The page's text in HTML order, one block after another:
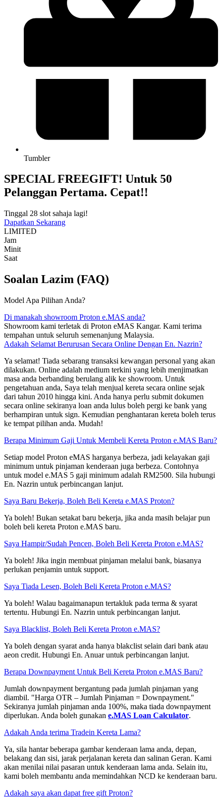
Tumbler
SPECIAL FREEGIFT! Untuk 50
Pelanggan Pertama. Cepat!!
Tinggal 28 slot sahaja lagi!
Dapatkan Sekarang
LIMITED
Jam
Minit
Saat
Soalan Lazim (FAQ)
Model Apa Pilihan Anda?
Di manakah showroom Proton e.MAS anda?
Showroom kami terletak di Proton eMAS Kangar. Kami terima
tempahan untuk seluruh semenanjung Malaysia.
Adakah Selamat Berurusan Secara Online Dengan En. Nazrin?
Ya selamat! Tiada sebarang transaksi kewangan personal yang akan
dilakukan. Online adalah medium terkini yang lebih menjimatkan
masa anda berbanding berulang alik ke showroom. Untuk
pengetahuan anda, Saya telah menjual kereta secara online sejak
dari tahun 2010 hingga kini. Anda hanya perlu submit dokumen
secara online sekiranya loan anda lulus boleh pergi ke bank yang
berhampiran untuk sign. Kemudian penghantaran kereta boleh terus
ke tempat pilihan anda. Mudah!
Berapa Minimum Gaji Untuk Membeli Kereta Proton e.MAS Baru?
Setiap model Proton eMAS harganya berbeza, jadi kelayakan gaji
minimum untuk pinjaman kenderaan juga berbeza. Contohnya
untuk model e.MAS 5 gaji minimum adalah RM2500. Sila hubungi
En. Nazrin untuk perbincangan lanjut.
Saya Baru Bekerja, Boleh Beli Kereta e.MAS Proton?
Ya boleh! Bukan setakat baru bekerja, jika anda masih belajar pun
boleh beli kereta Proton e.MAS baru.
Saya Hampir/Sudah Pencen, Boleh Beli Kereta Proton e.MAS?
Ya boleh! Jika ingin membuat pinjaman melalui bank, biasanya
perlukan penjamin untuk support.
Saya Tiada Lesen, Boleh Beli Kereta Proton e.MAS?
Ya boleh! Walau bagaimanapun tertakluk pada terma & syarat
tertentu. Hubungi En. Nazrin untuk perbincangan lanjut.
Saya Blacklist, Boleh Beli Kereta Proton e.MAS?
Ya boleh dengan syarat anda hanya blakclist selain dari bank atau
aeon credit. Hubungi En. Anuar untuk perbincangan lanjut.
Berapa Downpayment Untuk Beli Kereta Proton e.MAS Baru?
Jumlah downpayment bergantung pada jumlah pinjaman yang
diambil. "Harga OTR – Jumlah Pinjaman = Downpayment."
Sekiranya jumlah pinjaman anda 100%, maka tiada downpayment
diperlukan. Anda boleh gunakan e.MAS Loan Calculator.
Adakah Anda terima Tradein Kereta Lama?
Ya, sila hantar beberapa gambar kenderaan lama anda, depan,
belakang dan sisi, jarak perjalanan kereta dan salinan Geran. Kami
akan menilai nilai pasaran untuk kenderaan lama anda. Selain itu,
kami boleh membantu anda memindahkan NCD ke kenderaan baru.
Adakah saya akan dapat free gift Proton?